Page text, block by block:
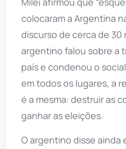
colocaram a Argentina
discurso de cerca de 30
argentino falou sobre a
país e condenou o
em todos os lugares, a
é a mesma: destruir as
ganhar as eleições.
O argentino disse ainda